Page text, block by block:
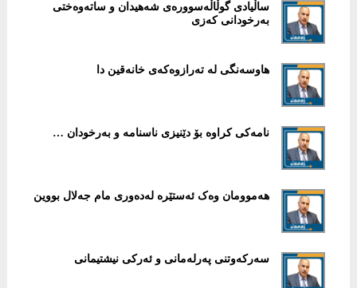
ساڵیادی گوڵاڵەسوورەی شەهیدان و ساتەوەختی
بەرخودانی کەزی
هاوسەنگی لە تەرازوەکەی خانەقین دا
نامەکی کراوە بۆ دێنیزی ناسنامە و بەرخودان …
هەموومان وەک ئەستێرە لەدەوری مام جەلال بووین
سەرکەوتنی پەرلەمانی و ئەرکی نیشتیمانی